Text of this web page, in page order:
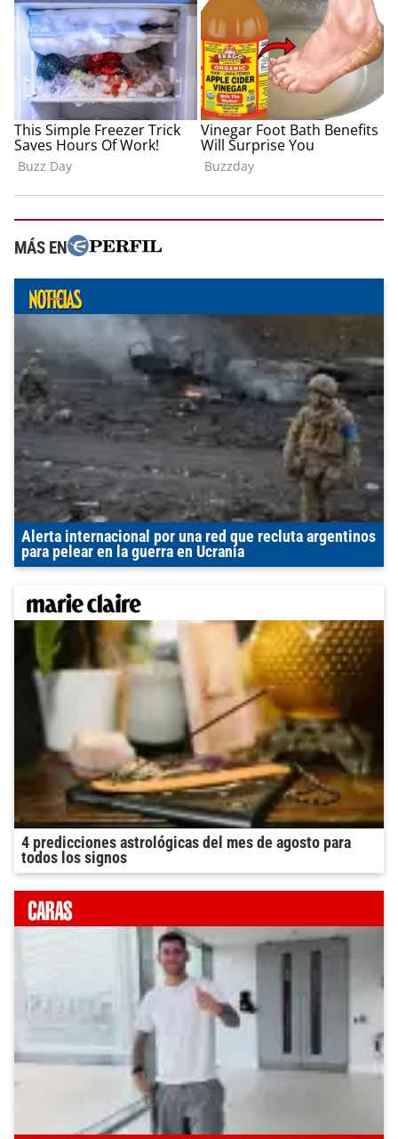
MÁS EN
Alerta internacional por una red que recluta argentinos
para pelear en la guerra en Ucrania
4 predicciones astrológicas del mes de agosto para
todos los signos